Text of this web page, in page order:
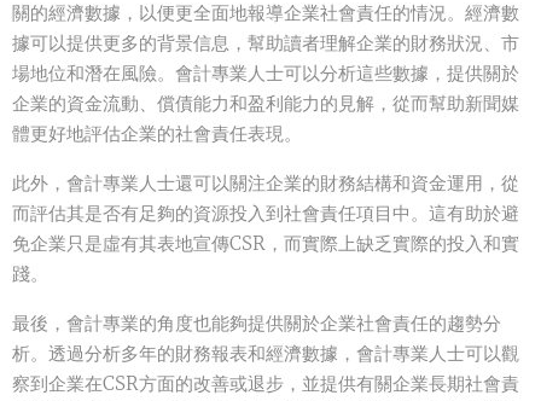
關的經濟數據，以便更全面地報導企業社會責任的情況。經濟數
據可以提供更多的背景信息，幫助讀者理解企業的財務狀況、市
場地位和潛在風險。會計專業人士可以分析這些數據，提供關於
企業的資金流動、償債能力和盈利能力的見解，從而幫助新聞媒
體更好地評估企業的社會責任表現。
此外，會計專業人士還可以關注企業的財務結構和資金運用，從
而評估其是否有足夠的資源投入到社會責任項目中。這有助於避
免企業只是虛有其表地宣傳CSR，而實際上缺乏實際的投入和實
踐。
最後，會計專業的角度也能夠提供關於企業社會責任的趨勢分
析。透過分析多年的財務報表和經濟數據，會計專業人士可以觀
察到企業在CSR方面的改善或退步，並提供有關企業長期社會責